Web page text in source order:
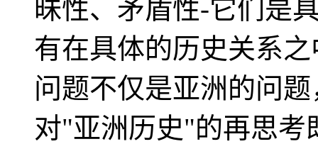
昧性、矛盾性-它们是
有在具体的历史关系
问题不仅是亚洲的问
对"亚洲历史"的再思考